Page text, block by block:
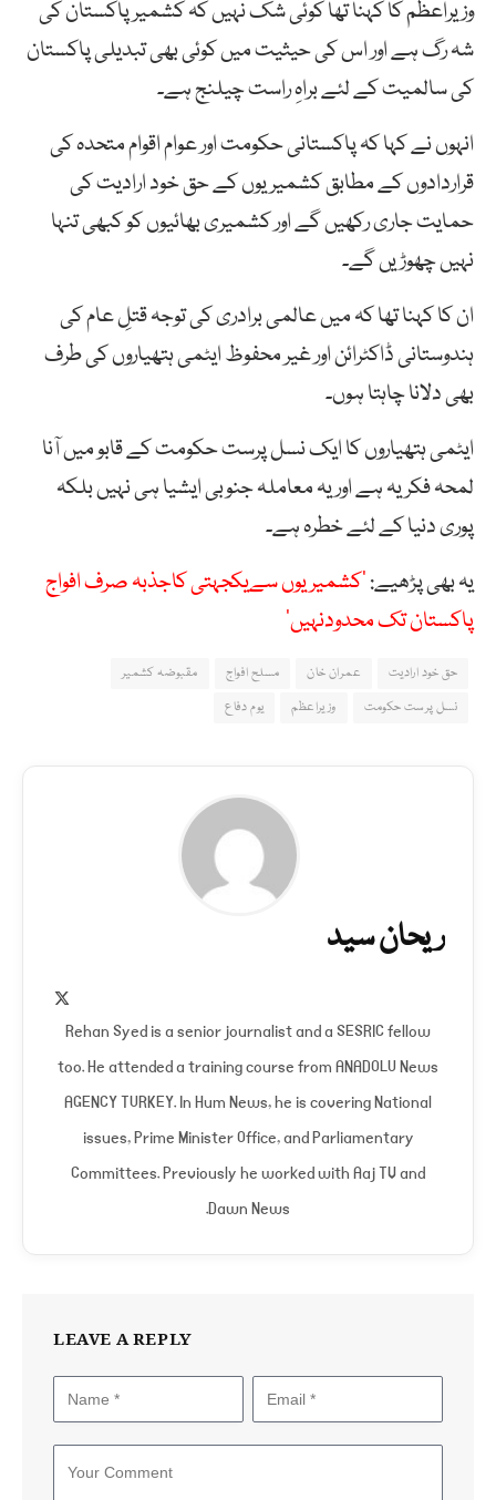
وزیراعظم کا کہنا تھا کوئی شک نہیں کہ کشمیر پاکستان کی
شہ رگ ہے اور اس کی حیثیت میں کوئی بھی تبدیلی پاکستان
کی سالمیت کے لئے براہِ راست چیلنج ہے۔
انہوں نے کہا کہ پاکستانی حکومت اور عوام اقوام متحدہ کی
قراردادوں کے مطابق کشمیریوں کے حق خود ارادیت کی
حمایت جاری رکھیں گے اور کشمیری بھائیوں کو کبھی تنہا
نہیں چھوڑیں گے۔
ان کا کہنا تھا کہ میں عالمی برادری کی توجہ قتلِ عام کی
ہندوستانی ڈاکٹرائن اور غیر محفوظ ایٹمی ہتھیاروں کی طرف
بھی دلانا چاہتا ہوں۔
ایٹمی ہتھیاروں کا ایک نسل پرست حکومت کے قابو میں آنا
لمحہ فکریہ ہے اور یہ معاملہ جنوبی ایشیا ہی نہیں بلکہ
پوری دنیا کے لئے خطرہ ہے۔
یہ بھی پڑھیے:’کشمیریوں سےیکجہتی کاجذبہ صرف افواج
پاکستان تک محدودنہیں’
حق خود ارادیت عمران خان مسلح افواج
مقبوضہ کشمیر
نسل پرست حکومت
وزیراعظم یوم دفاع
ریحان سید
Rehan Syed is a senior journalist and a SESRIC fellow
too. He attended a training course from ANADOLU News
AGENCY TURKEY. In Hum News, he is covering National
issues, Prime Minister Office, and Parliamentary
Committees. Previously he worked with Aaj TV and
Dawn News.
LEAVE A REPLY